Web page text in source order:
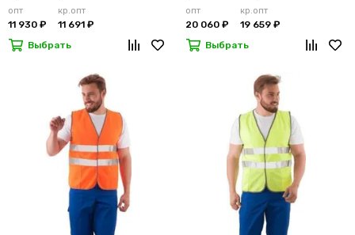
оранжевый с п/к
опт
11 930 ₽
кр.опт
11 691 ₽
Выбрать
опт
20 060 ₽
кр.опт
19 659 ₽
Выбрать